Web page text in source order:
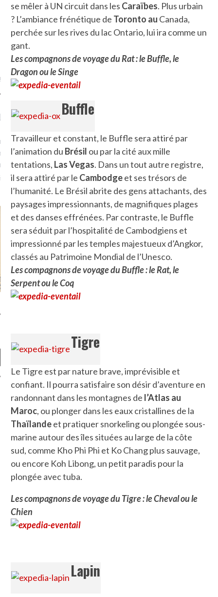
MOI SUR
TWITTER
@Isa_Monrozier
ARCACHON
je t'aime, my little bassin
comment ? "
je ne parle presque que
se mêler à UN circuit dans les Caraïbes. Plus urbain
? L’ambiance frénétique de Toronto au Canada,
perchée sur les rives du lac Ontario, lui ira comme un
gant.
Les compagnons de voyage du Rat : le Buffle, le
Dragon ou le Singe
Buffle
Travailleur et constant, le Buffle sera attiré par
l’animation du Brésil ou par la cité aux mille
tentations, Las Vegas. Dans un tout autre registre,
il sera attiré par le Cambodgeet ses trésors de
l’humanité. Le Brésil abrite des gens attachants, des
paysages impressionnants, de magnifiques plages
et des danses effrénées. Par contraste, le Buffle
sera séduit par l’hospitalité de Cambodgiens et
impressionné par les temples majestueux d’Angkor,
classés au Patrimoine Mondial de l’Unesco.
Les compagnons de voyage du Buffle : le Rat, le
Serpent ou le Coq
Tigre
Le Tigre est par nature brave, imprévisible et
confiant. Il pourra satisfaire son désir d’aventure en
randonnant dans les montagnes de l’Atlas au
Maroc, ou plonger dans les eaux cristallines de la
Thaïlandeet pratiquer snorkeling ou plongée sous-
marine autour des îles situées au large de la côte
sud, comme Kho Phi Phi et Ko Chang plus sauvage,
ou encore Koh Libong, un petit paradis pour la
plongée avec tuba.
Les compagnons de voyage du Tigre : le Cheval ou le
Chien
Lapin